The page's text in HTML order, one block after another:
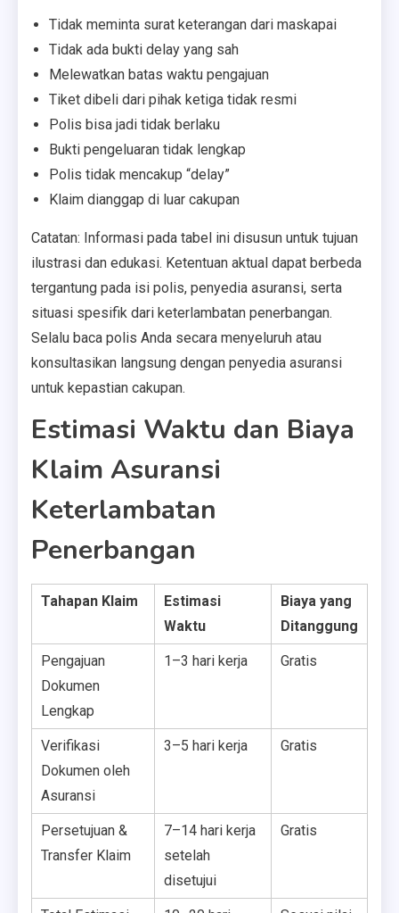
Tidak meminta surat keterangan dari maskapai
Tidak ada bukti delay yang sah
Melewatkan batas waktu pengajuan
Tiket dibeli dari pihak ketiga tidak resmi
Polis bisa jadi tidak berlaku
Bukti pengeluaran tidak lengkap
Polis tidak mencakup “delay”
Klaim dianggap di luar cakupan
Catatan: Informasi pada tabel ini disusun untuk tujuan
ilustrasi dan edukasi. Ketentuan aktual dapat berbeda
tergantung pada isi polis, penyedia asuransi, serta
situasi spesifik dari keterlambatan penerbangan.
Selalu baca polis Anda secara menyeluruh atau
konsultasikan langsung dengan penyedia asuransi
untuk kepastian cakupan.
Estimasi Waktu dan Biaya
Klaim Asuransi
Keterlambatan
Penerbangan
Tahapan Klaim
Estimasi
Waktu
Biaya yang
Ditanggung
Pengajuan
Dokumen
Lengkap
1–3 hari kerja Gratis
Verifikasi
Dokumen oleh
Asuransi
3–5 hari kerja Gratis
Persetujuan &
Transfer Klaim
7–14 hari kerja
setelah
disetujui
Gratis